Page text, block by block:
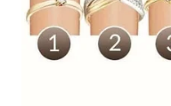
WAHANA
LISTRIK